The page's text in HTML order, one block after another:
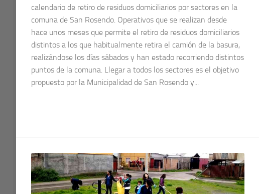
calendario de retiro de residuos domiciliarios por sectores en la
comuna de San Rosendo. Operativos que se realizan desde
hace unos meses que permite el retiro de residuos domiciliarios
distintos a los que habitualmente retira el camión de la basura,
realizándose los días sábados y han estado recorriendo distintos
puntos de la comuna. Llegar a todos los sectores es el objetivo
propuesto por la Municipalidad de San Rosendo y...